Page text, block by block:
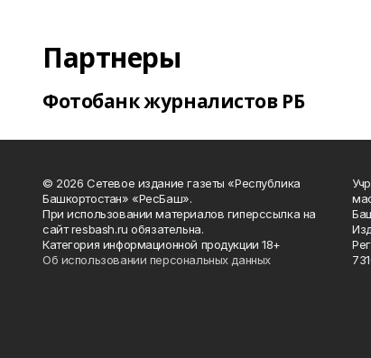
Партнеры
Фотобанк журналистов РБ
© 2026 Сетевое издание газеты «Республика
Башкортостан» «РесБаш».
При использовании материалов гиперссылка на
сайт resbash.ru обязательна.
Категория информационной продукции 18+
Об использовании персональных данных